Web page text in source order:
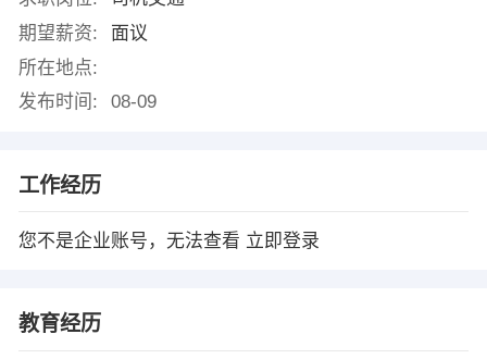
期望薪资:
面议
所在地点:
发布时间:
08-09
工作经历
您不是企业账号，无法查看 立即登录
教育经历